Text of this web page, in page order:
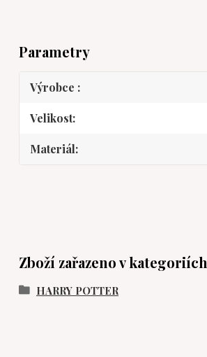
Parametry
Výrobce
Velikost
Materiál
Zboží zařazeno v kategoriích
HARRY POTTER